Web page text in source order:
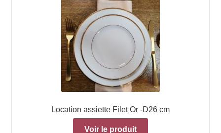
Location assiette Filet Or -D26 cm
Voir le produit